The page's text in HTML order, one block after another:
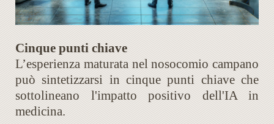
Cinque punti chiave
L’esperienza maturata nel nosocomio campano
può sintetizzarsi in cinque punti chiave che
sottolineano l'impatto positivo dell'IA in
medicina.